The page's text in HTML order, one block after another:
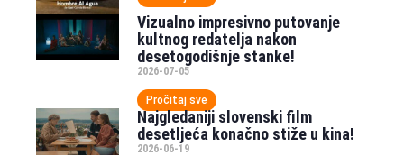
Vizualno impresivno putovanje
kultnog redatelja nakon
desetogodišnje stanke!
2026-07-05
Pročitaj sve
Najgledaniji slovenski film
desetljeća konačno stiže u kina!
2026-06-19